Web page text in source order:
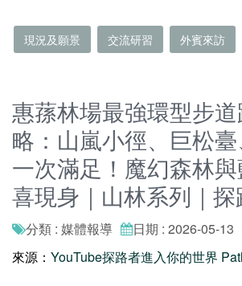
現況及願景 交流研習 外賓來訪
惠蓀林場最強環型步
略：山嵐小徑、巨松
一次滿足！魔幻森林
喜現身｜山林系列｜探
分類 : 媒體報導 日期 : 2026-05-13
來源： YouTube探路者進入你的世界